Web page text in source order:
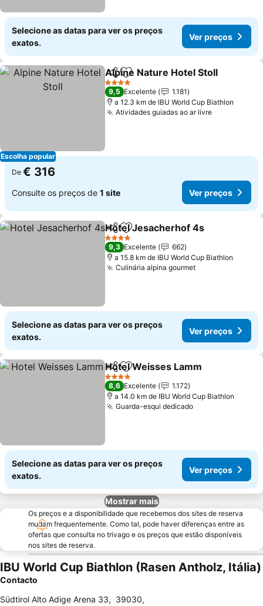
Selecione as datas para ver os preços
exatos.
Ver preços
Escolha popular
PartilharAdicionar aos favoritos
Alpine Nature Hotel Stoll
4 Estrelas
9,5 Excelente
1.181
a 12.3 km de IBU World Cup Biathlon
Atividades guiadas ao ar livre
De € 316
Consulte os preços de 1 site Ver preços
PartilharAdicionar aos favoritos
Hotel Jesacherhof 4s
4 Estrelas
9,3 Excelente
662
a 15.8 km de IBU World Cup Biathlon
Culinária alpina gourmet
Selecione as datas para ver os preços
exatos.
Ver preços
PartilharAdicionar aos favoritos
Hotel Weisses Lamm
4 Estrelas
8,6 Excelente
1.172
a 14.0 km de IBU World Cup Biathlon
Guarda-esqui dedicado
Selecione as datas para ver os preços
exatos.
Ver preços
Mostrar mais
Os preços e a disponibilidade que recebemos dos sites de reserva
mudam frequentemente. Como tal, pode haver diferenças entre as
ofertas que consulta no trivago e os preços que estão disponíveis
nos sites de reserva.
IBU World Cup Biathlon (Rasen Antholz, Itália)
Contacto
Südtirol Alto Adige Arena 33, 39030,